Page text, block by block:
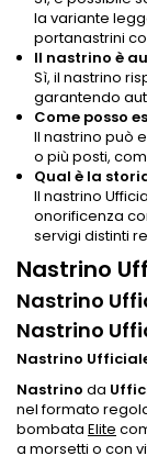
la variante
portanastrini
Il nastrino è
Sì, il nastrino
garantendo
Come posso
Il nastrino può
o più posti,
Qual è la
Il nastrino
onorificenza
servigi distinti
Nastrino
Nastrino
Nastrino
Nastrino
Nastrino da
nel formato
bombata Elite
a morsetti o con